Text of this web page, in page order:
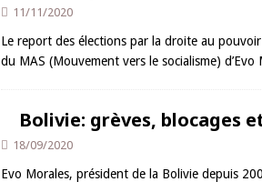
11/11/2020
Le report des élections par la droite au
du MAS (Mouvement vers le socialisme) d’Evo
Bolivie: grèves, blocages
18/09/2020
Evo Morales, président de la Bolivie depuis